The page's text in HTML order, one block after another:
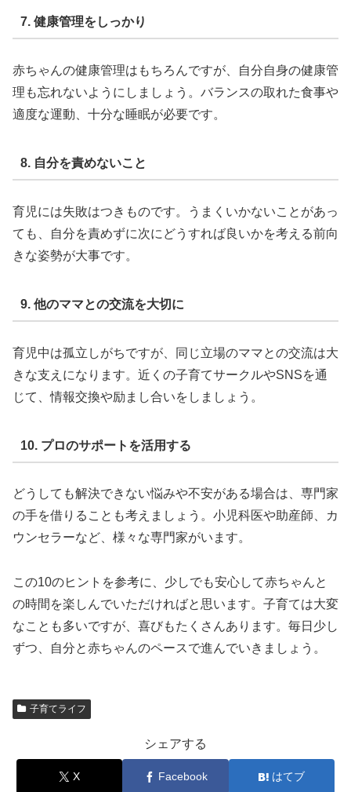
7. 健康管理をしっかり
赤ちゃんの健康管理はもちろんですが、自分自身の健康管
理も忘れないようにしましょう。バランスの取れた食事や
適度な運動、十分な睡眠が必要です。
8. 自分を責めないこと
育児には失敗はつきものです。うまくいかないことがあっ
ても、自分を責めずに次にどうすれば良いかを考える前向
きな姿勢が大事です。
9. 他のママとの交流を大切に
育児中は孤立しがちですが、同じ立場のママとの交流は大
きな支えになります。近くの子育てサークルやSNSを通
じて、情報交換や励まし合いをしましょう。
10. プロのサポートを活用する
どうしても解決できない悩みや不安がある場合は、専門家
の手を借りることも考えましょう。小児科医や助産師、カ
ウンセラーなど、様々な専門家がいます。
この10のヒントを参考に、少しでも安心して赤ちゃんと
の時間を楽しんでいただければと思います。子育ては大変
なことも多いですが、喜びもたくさんあります。毎日少し
ずつ、自分と赤ちゃんのペースで進んでいきましょう。
子育てライフ
シェアする
X Facebook はてブ